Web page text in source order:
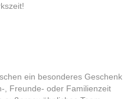
ein besonderes Geschenk
, Freunde- oder Familienzeit